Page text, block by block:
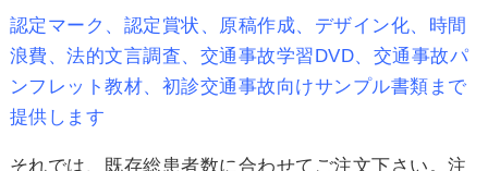
認定マーク、認定賞状、原稿作成、デザイン化、時間
浪費、法的文言調査、交通事故学習DVD、交通事故パ
ンフレット教材、初診交通事故向けサンプル書類まで
提供します
それでは、既存総患者数に合わせてご注文下さい。注